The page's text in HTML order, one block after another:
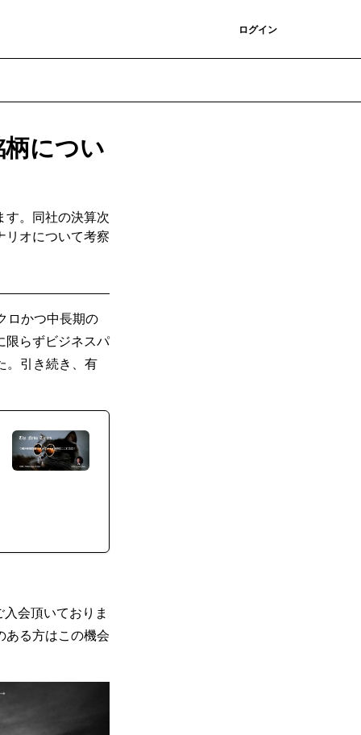
ログイン
につい
す。同社の決算次
リオについて考察
ロかつ中長期の
限らずビジネスパ
。引き続き、有
会頂いておりま
ある方はこの機会